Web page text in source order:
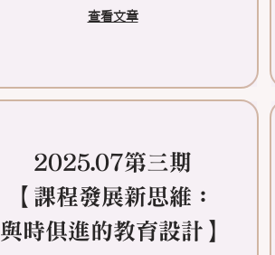
查看文章
2025.07第三期
​【課程發展新思維：
與時俱進的教育設計】